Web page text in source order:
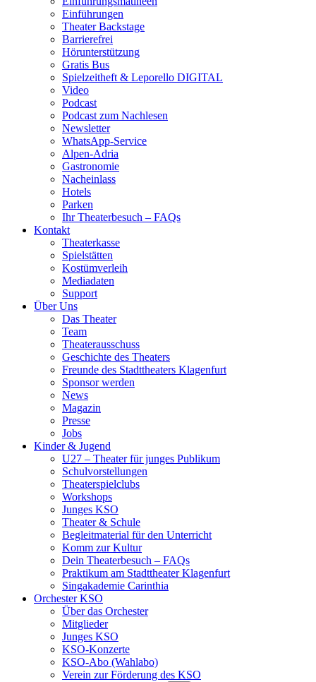
Einführungen
Theater Backstage
Barrierefrei
Hörunterstützung
Gratis Bus
Spielzeitheft & Leporello DIGITAL
Video
Podcast
Podcast zum Nachlesen
Newsletter
WhatsApp-Service
Alpen-Adria
Gastronomie
Nacheinlass
Hotels
Parken
Ihr Theaterbesuch – FAQs
Kontakt
Theaterkasse
Spielstätten
Kostümverleih
Mediadaten
Support
Über Uns
Das Theater
Team
Theaterausschuss
Geschichte des Theaters
Freunde des Stadttheaters Klagenfurt
Sponsor werden
News
Magazin
Presse
Jobs
Kinder & Jugend
U27 – Theater für junges Publikum
Schulvorstellungen
Theaterspielclubs
Workshops
Junges KSO
Theater & Schule
Begleitmaterial für den Unterricht
Komm zur Kultur
Dein Theaterbesuch – FAQs
Praktikum am Stadttheater Klagenfurt
Singakademie Carinthia
Orchester KSO
Über das Orchester
Mitglieder
Junges KSO
KSO-Konzerte
KSO-Abo (Wahlabo)
Verein zur Förderung des KSO